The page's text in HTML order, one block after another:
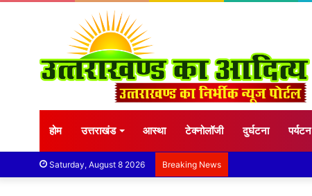
होम उत्तराखंड आस्था टेक्नोलॉजी दुर्घटना पर्यटन
Saturday, August 8 2026 Breaking News